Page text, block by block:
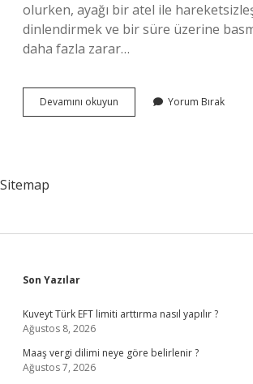
olurken, ayağı bir atel ile
dinlendirmek ve bir süre üzerine
daha fazla zarar…
Devamını okuyun Burkulma
Ağrı
Yorum Bırak
Sitemap
Sidebar
Son Yazılar
Kuveyt Türk EFT limiti arttırma nasıl yapılır ?
Ağustos 8, 2026
Maaş vergi dilimi neye göre belirlenir ?
Ağustos 7, 2026